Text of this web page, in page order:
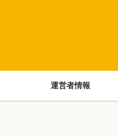
運営者情報